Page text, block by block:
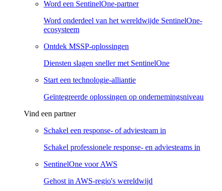
Word een SentinelOne-partner
Word onderdeel van het wereldwijde SentinelOne-
ecosysteem
Ontdek MSSP-oplossingen
Diensten slagen sneller met SentinelOne
Start een technologie-alliantie
Geïntegreerde oplossingen op ondernemingsniveau
Vind een partner
Schakel een response- of adviesteam in
Schakel professionele response- en adviesteams in
SentinelOne voor AWS
Gehost in AWS-regio's wereldwijd